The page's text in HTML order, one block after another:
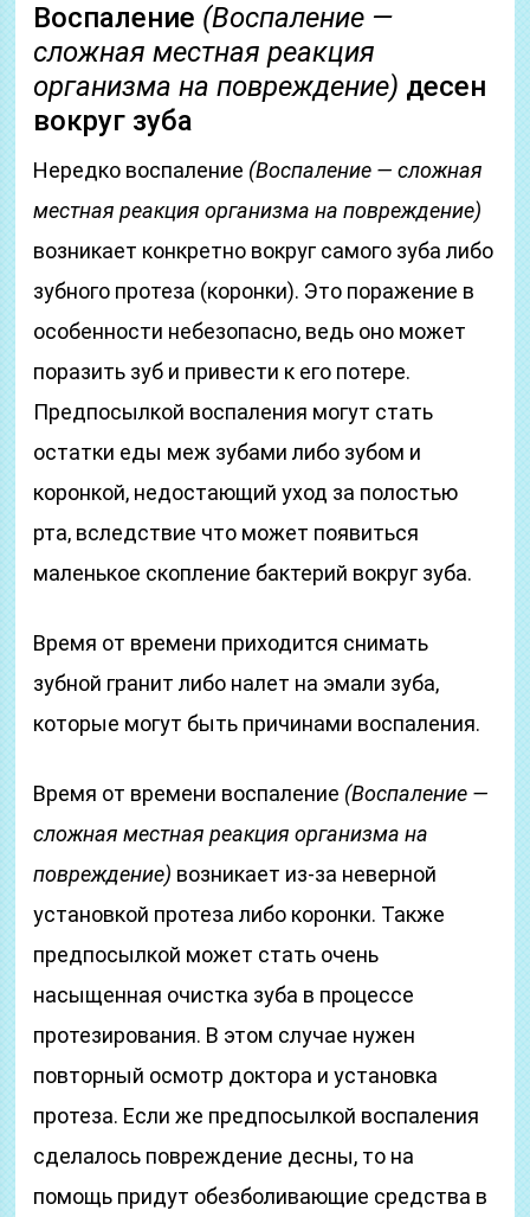
Воспаление (Воспаление —
сложная местная реакция
организма на повреждение) десен
вокруг зуба
Нередко воспаление (Воспаление — сложная
местная реакция организма на повреждение)
возникает конкретно вокруг самого зуба либо
зубного протеза (коронки). Это поражение в
особенности небезопасно, ведь оно может
поразить зуб и привести к его потере.
Предпосылкой воспаления могут стать
остатки еды меж зубами либо зубом и
коронкой, недостающий уход за полостью
рта, вследствие что может появиться
маленькое скопление бактерий вокруг зуба.
Время от времени приходится снимать
зубной гранит либо налет на эмали зуба,
которые могут быть причинами воспаления.
Время от времени воспаление (Воспаление —
сложная местная реакция организма на
повреждение) возникает из-за неверной
установкой протеза либо коронки. Также
предпосылкой может стать очень
насыщенная очистка зуба в процессе
протезирования. В этом случае нужен
повторный осмотр доктора и установка
протеза. Если же предпосылкой воспаления
сделалось повреждение десны, то на
помощь придут обезболивающие средства в